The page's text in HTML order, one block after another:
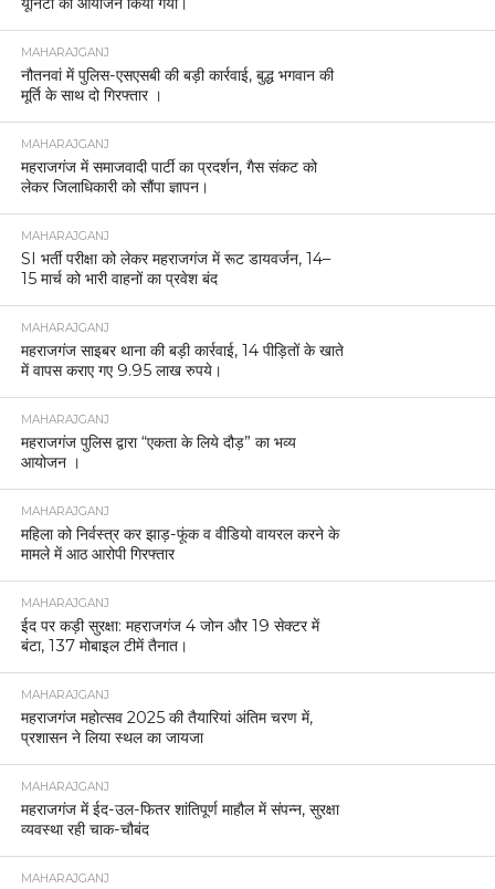
MAHARAJGANJ
नौतनवां में पुलिस-एसएसबी की बड़ी कार्रवाई, बुद्ध भगवान की
मूर्ति के साथ दो गिरफ्तार ।
MAHARAJGANJ
महराजगंज में समाजवादी पार्टी का प्रदर्शन, गैस संकट को
लेकर जिलाधिकारी को सौंपा ज्ञापन।
MAHARAJGANJ
SI भर्ती परीक्षा को लेकर महराजगंज में रूट डायवर्जन, 14–
15 मार्च को भारी वाहनों का प्रवेश बंद
MAHARAJGANJ
महराजगंज साइबर थाना की बड़ी कार्रवाई, 14 पीड़ितों के खाते
में वापस कराए गए 9.95 लाख रुपये।
MAHARAJGANJ
महराजगंज पुलिस द्वारा “एकता के लिये दौड़” का भव्य
आयोजन ।
MAHARAJGANJ
महिला को निर्वस्त्र कर झाड़-फूंक व वीडियो वायरल करने के
मामले में आठ आरोपी गिरफ्तार
MAHARAJGANJ
ईद पर कड़ी सुरक्षा: महराजगंज 4 जोन और 19 सेक्टर में
बंटा, 137 मोबाइल टीमें तैनात।
MAHARAJGANJ
महराजगंज महोत्सव 2025 की तैयारियां अंतिम चरण में,
प्रशासन ने लिया स्थल का जायजा
MAHARAJGANJ
महराजगंज में ईद-उल-फितर शांतिपूर्ण माहौल में संपन्न, सुरक्षा
व्यवस्था रही चाक-चौबंद
MAHARAJGANJ